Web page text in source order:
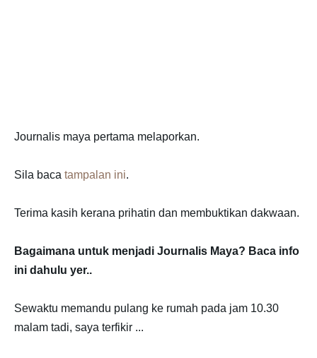
Journalis maya pertama melaporkan.
Sila baca tampalan ini.
Terima kasih kerana prihatin dan membuktikan dakwaan.
Bagaimana untuk menjadi Journalis Maya? Baca info
ini dahulu yer..
Sewaktu memandu pulang ke rumah pada jam 10.30
malam tadi, saya terfikir ...